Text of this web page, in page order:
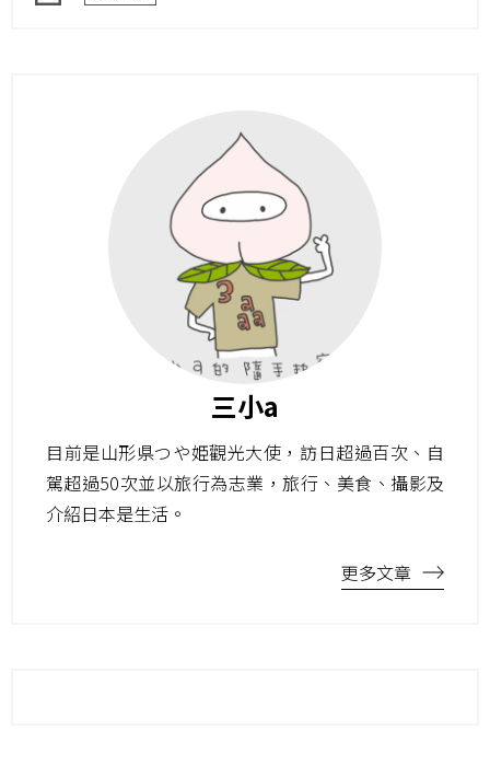
三小a
目前是山形県つや姫觀光大使，訪日超過百次、自
駕超過50次並以旅行為志業，旅行、美食、攝影及
介紹日本是生活。
更多文章